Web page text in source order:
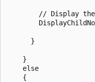
// Display
      }
    }
    else
    {